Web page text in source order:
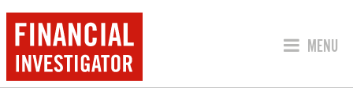
JUMP
MENU